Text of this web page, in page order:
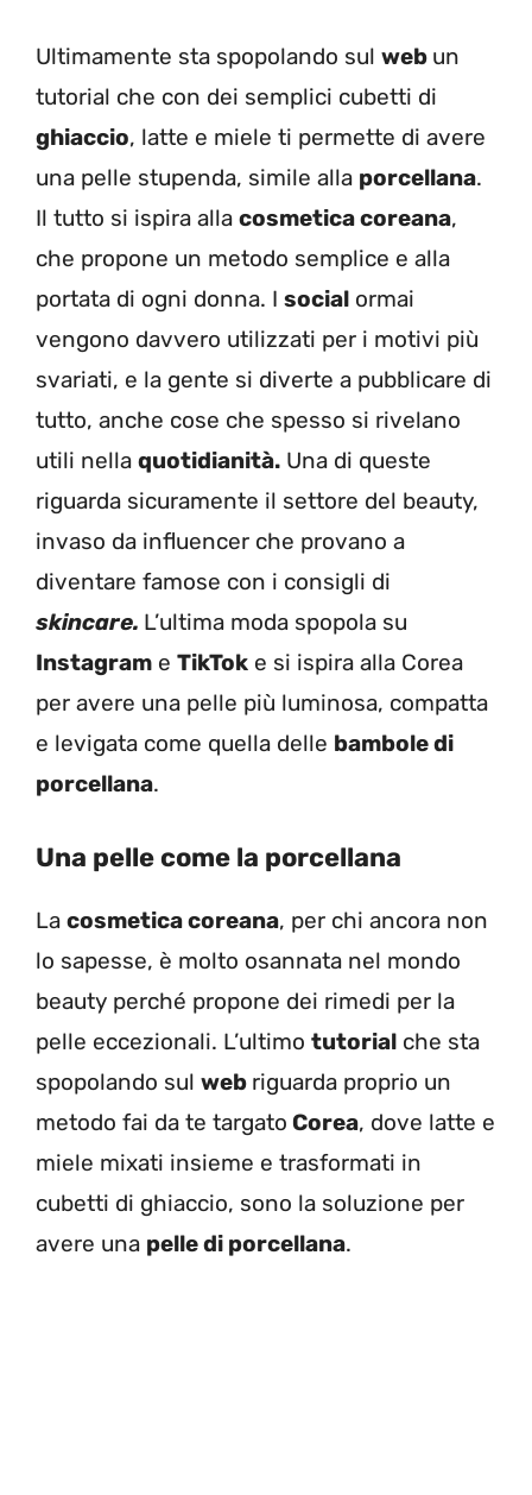
Ultimamente sta spopolando sul web un
tutorial che con dei semplici cubetti di
ghiaccio, latte e miele ti permette di avere
una pelle stupenda, simile alla porcellana.
Il tutto si ispira alla cosmetica coreana,
che propone un metodo semplice e alla
portata di ogni donna. I social ormai
vengono davvero utilizzati per i motivi più
svariati, e la gente si diverte a pubblicare di
tutto, anche cose che spesso si rivelano
utili nella quotidianità. Una di queste
riguarda sicuramente il settore del beauty,
invaso da influencer che provano a
diventare famose con i consigli di
skincare. L’ultima moda spopola su
Instagram e TikTok e si ispira alla Corea
per avere una pelle più luminosa, compatta
e levigata come quella delle bambole di
porcellana.
Una pelle come la porcellana
La cosmetica coreana, per chi ancora non
lo sapesse, è molto osannata nel mondo
beauty perché propone dei rimedi per la
pelle eccezionali. L’ultimo tutorial che sta
spopolando sul web riguarda proprio un
metodo fai da te targato Corea, dove latte e
miele mixati insieme e trasformati in
cubetti di ghiaccio, sono la soluzione per
avere una pelle di porcellana.